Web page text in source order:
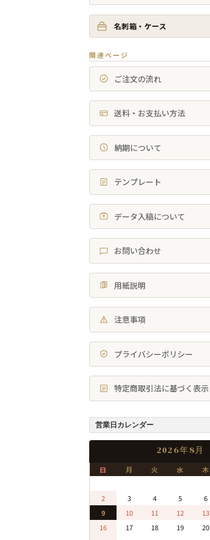
名刺箱・ケース
関連ページ
ご注文の流れ
送料・お支払い方法
納期について
テンプレート
データ入稿について
お問い合わせ
用紙説明
注意事項
プライバシーポリシー
特定商取引法に基づく表示
営業日カレンダー
2026年8月
日 月 火 水 木
2
3 4 5 6
9
10 11 12 13
16
17 18 19 20